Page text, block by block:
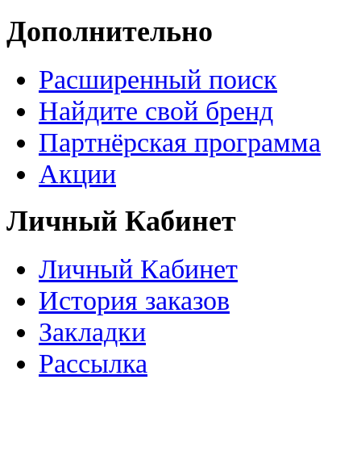
Дополнительно
Расширенный поиск
Найдите свой бренд
Партнёрская программа
Акции
Личный Кабинет
Личный Кабинет
История заказов
Закладки
Рассылка